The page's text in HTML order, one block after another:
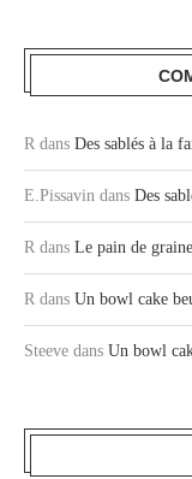
R dans Des sablés à la
E.Pissavin dans Des
R dans Le pain de
R dans Un bowl cake
Steeve dans Un bowl